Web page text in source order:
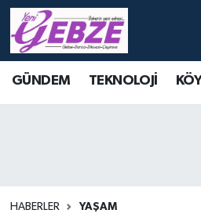
GÜNDEM TEKNOLOJİ
HABERLER YAŞAM
Nöbetçi Eczaneler